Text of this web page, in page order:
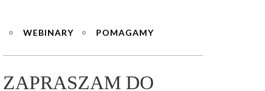
WEBINARY POMAGAMY
ZAPRASZAM DO